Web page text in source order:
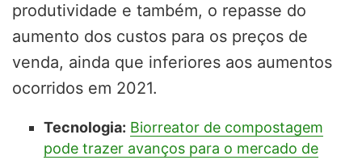
produtividade e também, o repasse do
aumento dos custos para os preços de
venda, ainda que inferiores aos aumentos
ocorridos em 2021.
Tecnologia: Biorreator de compostagem
pode trazer avanços para o mercado de